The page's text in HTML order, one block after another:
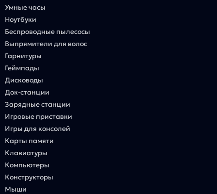
Умные часы
Ноутбуки
Беспроводные пылесосы
Выпрямители для волос
Гарнитуры
Геймпады
Дисководы
Док-станции
Зарядные станции
Игровые приставки
Игры для консолей
Карты памяти
Клавиатуры
Компьютеры
Конструкторы
Мыши